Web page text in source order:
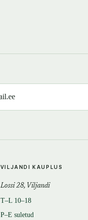
VILJANDI KAUPLUS
Lossi 28, Viljandi
T–L 10–18
P–E suletud